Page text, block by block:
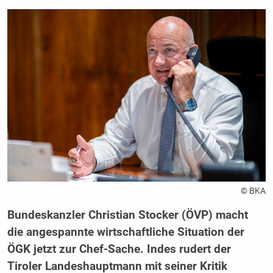
© BKA
Bundeskanzler Christian Stocker (ÖVP) macht
die angespannte wirtschaftliche Situation der
ÖGK jetzt zur Chef-Sache. Indes rudert der
Tiroler Landeshauptmann mit seiner Kritik